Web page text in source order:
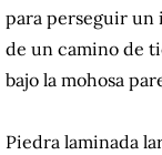
para perseguir un
de un camino de
bajo la mohosa
Piedra laminada